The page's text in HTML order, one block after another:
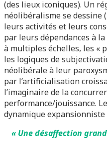
(des lieux iconiques). Un
néolibéralisme se dessine
leurs activités et leurs
par leurs dépendances à
à multiples échelles, les «
les logiques de
néolibérale à leur
par l’artificialisation
l’imaginaire de la
performance/jouissance.
dynamique expansionniste
« Une désaffection